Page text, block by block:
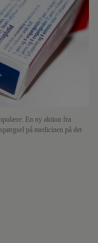
En ny aktion fra
på medicinen på det